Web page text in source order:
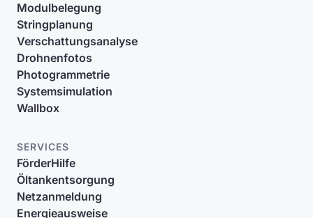
Modulbelegung
Stringplanung
Verschattungsanalyse
Drohnenfotos
Photogrammetrie
Systemsimulation
Wallbox
SERVICES
FörderHilfe
Öltankentsorgung
Netzanmeldung
Energieausweise